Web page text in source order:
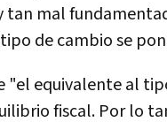
tan mal
de cambio se
"el equivalente al
fiscal. Por lo